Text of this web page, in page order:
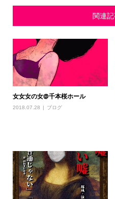
関連
女女女の女@千本桜ホール
2018.07.28 ブログ